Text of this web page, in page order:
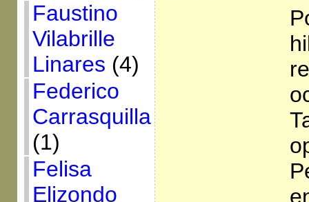
Faustino
Vilabrille
Linares (4)
Federico
Carrasquilla
(1)
Felisa
Elizondo